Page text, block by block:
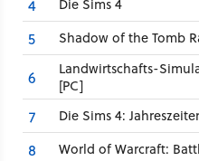
4 Die Sims 4
5 Shadow of the Tomb
6
Landwirtschafts-
[PC]
7 Die Sims 4:
8 World of Warcraft: